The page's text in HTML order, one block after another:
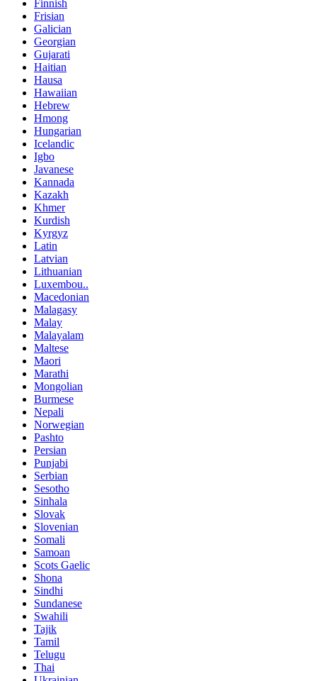
Finnish
Frisian
Galician
Georgian
Gujarati
Haitian
Hausa
Hawaiian
Hebrew
Hmong
Hungarian
Icelandic
Igbo
Javanese
Kannada
Kazakh
Khmer
Kurdish
Kyrgyz
Latin
Latvian
Lithuanian
Luxembou..
Macedonian
Malagasy
Malay
Malayalam
Maltese
Maori
Marathi
Mongolian
Burmese
Nepali
Norwegian
Pashto
Persian
Punjabi
Serbian
Sesotho
Sinhala
Slovak
Slovenian
Somali
Samoan
Scots Gaelic
Shona
Sindhi
Sundanese
Swahili
Tajik
Tamil
Telugu
Thai